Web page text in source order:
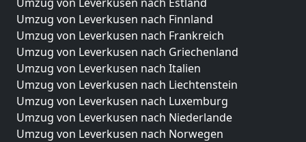
Umzug von Leverkusen nach Finnland
Umzug von Leverkusen nach Frankreich
Umzug von Leverkusen nach Griechenland
Umzug von Leverkusen nach Italien
Umzug von Leverkusen nach Liechtenstein
Umzug von Leverkusen nach Luxemburg
Umzug von Leverkusen nach Niederlande
Umzug von Leverkusen nach Norwegen